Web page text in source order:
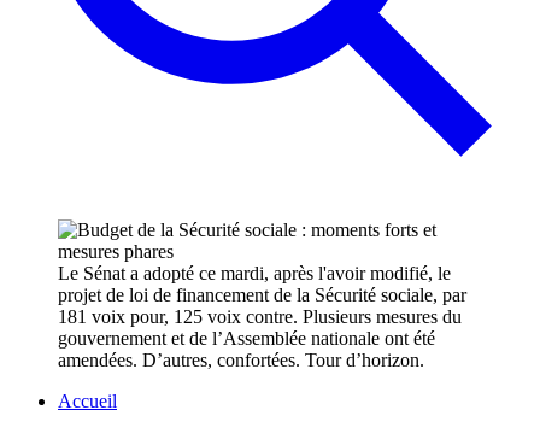
Le Sénat a adopté ce mardi, après l'avoir modifié, le
projet de loi de financement de la Sécurité sociale, par
181 voix pour, 125 voix contre. Plusieurs mesures du
gouvernement et de l’Assemblée nationale ont été
amendées. D’autres, confortées. Tour d’horizon.
Accueil